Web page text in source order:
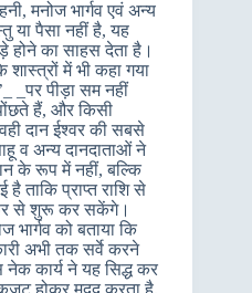
मनोज भार्गव एवं अन्य
या पैसा नहीं है, यह
होने का साहस देता है।
शास्त्रों में भी कहा गया
_पर पीड़ा सम नहीं
हैं, और किसी
दान ईश्वर की सबसे
व अन्य दानदाताओं ने
के रूप में नहीं, बल्कि
ताकि प्राप्त राशि से
से शुरू कर सकेंगे।
भार्गव को बताया कि
अभी तक सर्वे करने
नेक कार्य ने यह सिद्ध कर
होकर मदद करता है,